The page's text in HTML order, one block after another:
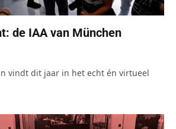
de IAA van München
vindt dit jaar in het echt én virtueel